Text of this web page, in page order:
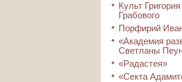
Культ Григория
Грабового
Порфирий
«Академия
Светланы
«Радастея»
«Секта